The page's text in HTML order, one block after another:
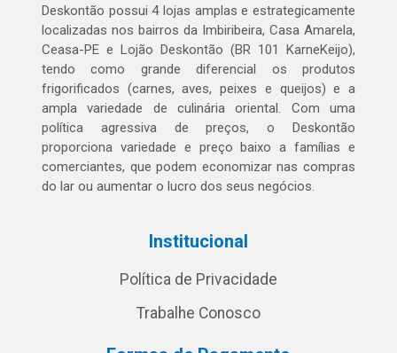
Deskontão possui 4 lojas amplas e estrategicamente
localizadas nos bairros da Imbiribeira, Casa Amarela,
Ceasa-PE e Lojão Deskontão (BR 101 KarneKeijo),
tendo como grande diferencial os produtos
frigorificados (carnes, aves, peixes e queijos) e a
ampla variedade de culinária oriental. Com uma
política agressiva de preços, o Deskontão
proporciona variedade e preço baixo a famílias e
comerciantes, que podem economizar nas compras
do lar ou aumentar o lucro dos seus negócios.
Institucional
Política de Privacidade
Trabalhe Conosco